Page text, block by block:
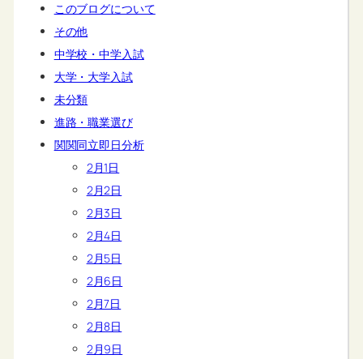
このブログについて
その他
中学校・中学入試
大学・大学入試
未分類
進路・職業選び
関関同立即日分析
2月1日
2月2日
2月3日
2月4日
2月5日
2月6日
2月7日
2月8日
2月9日